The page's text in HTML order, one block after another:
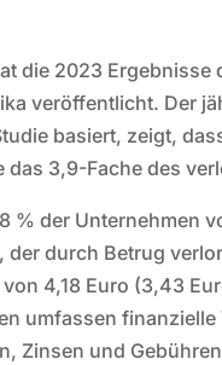
die 2023
veröffentlicht. Der
basiert, zeigt,
das 3,9-Fache des
% der Unternehmen
durch Betrug
4,18 Euro (3,43
umfassen
Zinsen und